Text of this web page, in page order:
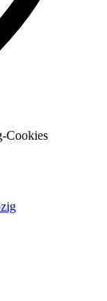
Cookies